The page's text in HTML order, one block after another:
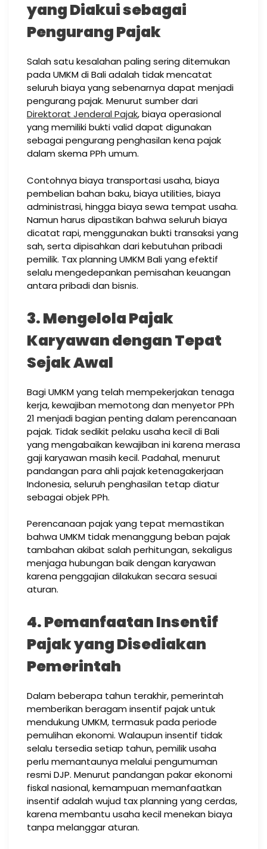
yang Diakui sebagai
Pengurang Pajak
Salah satu kesalahan paling sering ditemukan
pada UMKM di Bali adalah tidak mencatat
seluruh biaya yang sebenarnya dapat menjadi
pengurang pajak. Menurut sumber dari
Direktorat Jenderal Pajak, biaya operasional
yang memiliki bukti valid dapat digunakan
sebagai pengurang penghasilan kena pajak
dalam skema PPh umum.
Contohnya biaya transportasi usaha, biaya
pembelian bahan baku, biaya utilities, biaya
administrasi, hingga biaya sewa tempat usaha.
Namun harus dipastikan bahwa seluruh biaya
dicatat rapi, menggunakan bukti transaksi yang
sah, serta dipisahkan dari kebutuhan pribadi
pemilik. Tax planning UMKM Bali yang efektif
selalu mengedepankan pemisahan keuangan
antara pribadi dan bisnis.
3. Mengelola Pajak
Karyawan dengan Tepat
Sejak Awal
Bagi UMKM yang telah mempekerjakan tenaga
kerja, kewajiban memotong dan menyetor PPh
21 menjadi bagian penting dalam perencanaan
pajak. Tidak sedikit pelaku usaha kecil di Bali
yang mengabaikan kewajiban ini karena merasa
gaji karyawan masih kecil. Padahal, menurut
pandangan para ahli pajak ketenagakerjaan
Indonesia, seluruh penghasilan tetap diatur
sebagai objek PPh.
Perencanaan pajak yang tepat memastikan
bahwa UMKM tidak menanggung beban pajak
tambahan akibat salah perhitungan, sekaligus
menjaga hubungan baik dengan karyawan
karena penggajian dilakukan secara sesuai
aturan.
4. Pemanfaatan Insentif
Pajak yang Disediakan
Pemerintah
Dalam beberapa tahun terakhir, pemerintah
memberikan beragam insentif pajak untuk
mendukung UMKM, termasuk pada periode
pemulihan ekonomi. Walaupun insentif tidak
selalu tersedia setiap tahun, pemilik usaha
perlu memantaunya melalui pengumuman
resmi DJP. Menurut pandangan pakar ekonomi
fiskal nasional, kemampuan memanfaatkan
insentif adalah wujud tax planning yang cerdas,
karena membantu usaha kecil menekan biaya
tanpa melanggar aturan.